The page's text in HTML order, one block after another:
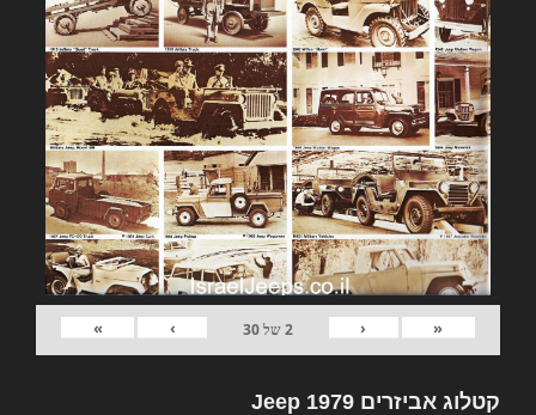
«
‹
2של30
›
»
קטלוג אביזרים 1979 Jeep